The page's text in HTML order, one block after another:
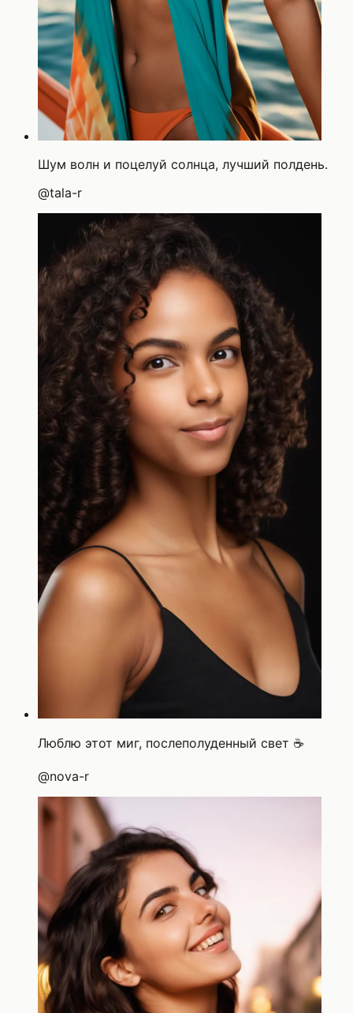
Шум волн и поцелуй солнца, лучший полдень.
@tala-r
Люблю этот миг, послеполуденный свет ☕
@nova-r